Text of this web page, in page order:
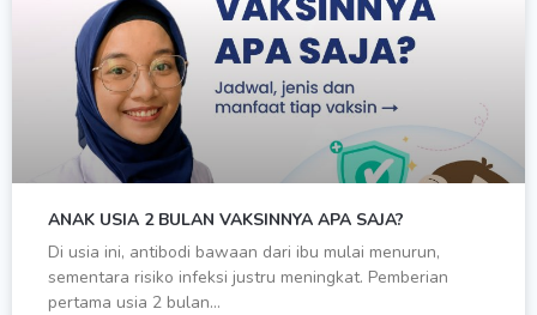
ANAK USIA 2 BULAN VAKSINNYA APA SAJA?
Di usia ini, antibodi bawaan dari ibu mulai menurun,
sementara risiko infeksi justru meningkat. Pemberian
pertama usia 2 bulan…